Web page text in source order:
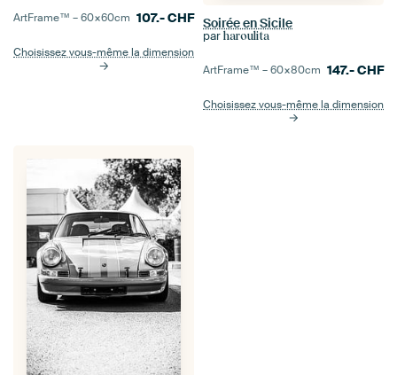
ArtFrame™ –60×60cm 107.-CHF
Choisissez vous-même la dimension
Soirée en Sicile
par haroulita
ArtFrame™ –60×80cm 147.-CHF
Choisissez vous-même la dimension